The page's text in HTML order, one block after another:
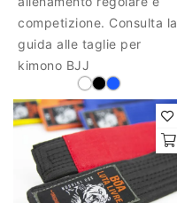
competizione. Consulta la
guida alle taglie per
kimono BJJ